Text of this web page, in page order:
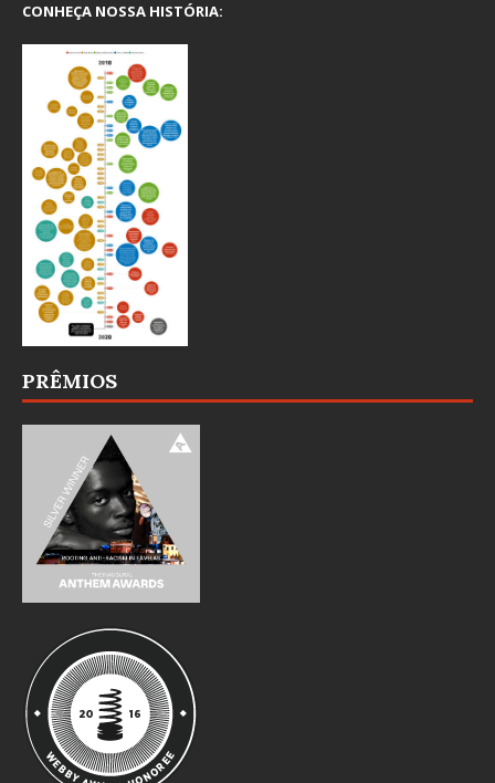
CONHEÇA NOSSA HISTÓRIA:
PRÊMIOS